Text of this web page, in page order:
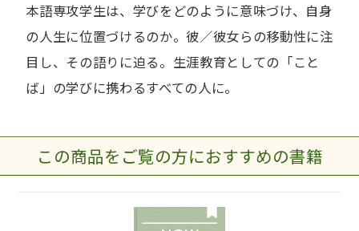
本語専攻学生は、学びをどのように意味づけ、自身
の人生に位置づけるのか。彼／彼女らの移動性に注
目し、その語りに迫る。生涯教育としての「こと
ば」の学びに携わるすべての人に。
この商品をご覧の方におすすめの書籍